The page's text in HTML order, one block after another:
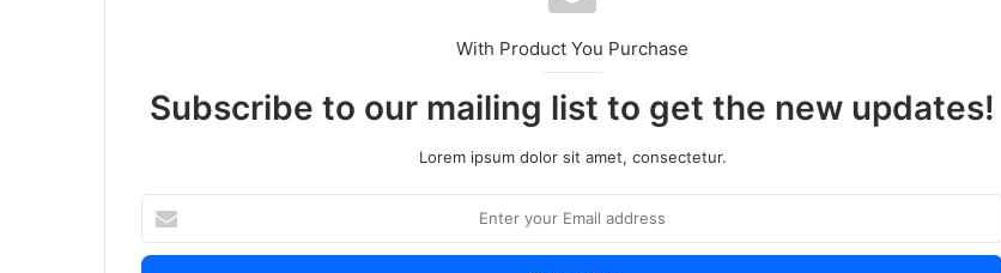
With Product You Purchase
Subscribe to our mailing list to get the new updates!
Lorem ipsum dolor sit amet, consectetur.
your
Email